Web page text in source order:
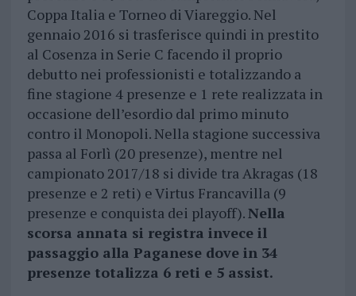
Coppa Italia e Torneo di Viareggio. Nel
gennaio 2016 si trasferisce quindi in prestito
al Cosenza in Serie C facendo il proprio
debutto nei professionisti e totalizzando a
fine stagione 4 presenze e 1 rete realizzata in
occasione dell’esordio dal primo minuto
contro il Monopoli. Nella stagione successiva
passa al Forlì (20 presenze), mentre nel
campionato 2017/18 si divide tra Akragas (18
presenze e 2 reti) e Virtus Francavilla (9
presenze e conquista dei playoff).Nella
scorsa annata si registra invece il
passaggio alla Paganese dove in 34
presenze totalizza 6 reti e 5 assist.